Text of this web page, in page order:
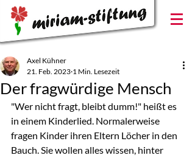
Der fragwürdige Mensch
Axel Kühner
21. Feb. 2023 1 Min. Lesezeit
"Wer nicht fragt, bleibt dumm!" heißt es
in einem Kinderlied. Normalerweise
fragen Kinder ihren Eltern Löcher in den
Bauch. Sie wollen alles wissen, hinter